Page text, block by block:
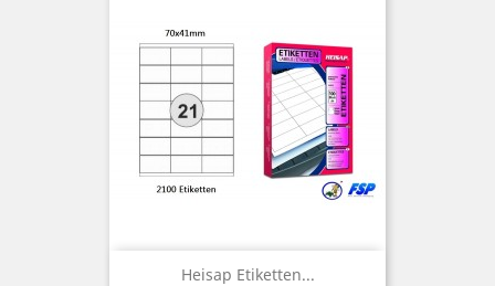
Heisap Etiketten...